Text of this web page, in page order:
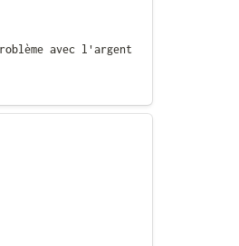
avec l'argent
]